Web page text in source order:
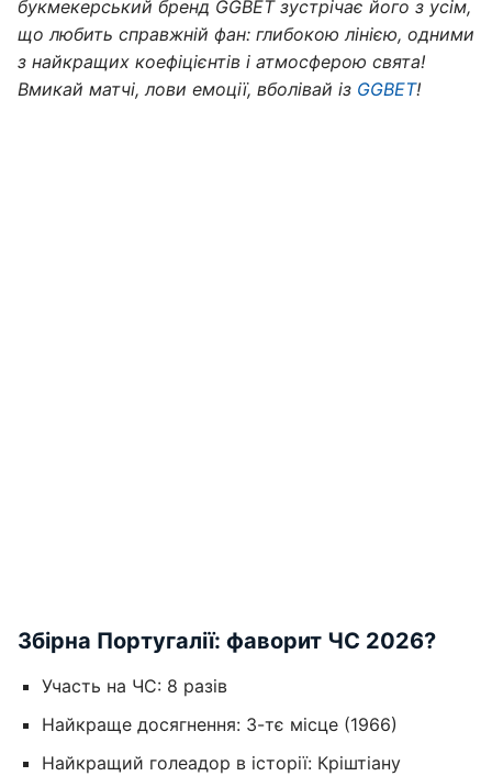
букмекерський бренд GGBET зустрічає його з усім,
що любить справжній фан: глибокою лінією, одними
з найкращих коефіцієнтів і атмосферою свята!
Вмикай матчі, лови емоції, вболівай із GGBET!
Збірна Португалії: фаворит ЧС 2026?
Участь на ЧС: 8 разів
Найкраще досягнення: 3-тє місце (1966)
Найкращий голеадор в історії: Кріштіану